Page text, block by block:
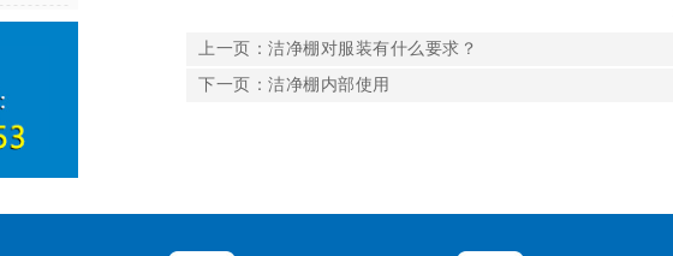
上一页： 洁净棚对服装有什么要求？
下一页： 洁净棚内部使用